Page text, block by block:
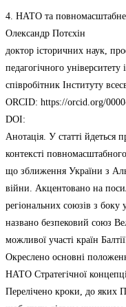
4. НАТО та
Олександр Потєхін
доктор історичних наук,
педагогічного
співробітник Інституту
ORCID: https://orcid.org/
DOI:
Анотація. У статті
контексті
що зближення України з
війни. Акцентовано на
регіональних союзів з боку
названо безпековий союз
можливої участі країн
Окреслено основні
НАТО Стратегічної
Перелічено кроки, до яких